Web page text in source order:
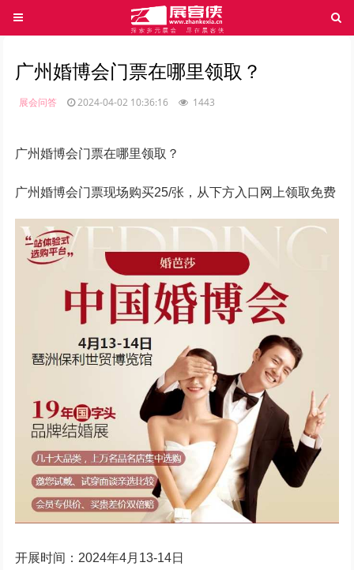
广州婚博会门票在哪里领取？
展会问答 2024-04-02 10:36:16 1443
广州婚博会门票在哪里领取？
广州婚博会门票现场购买25/张，从下方入口网上领取免费
开展时间：2024年4月13-14日